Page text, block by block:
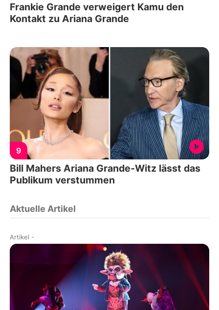
Frankie Grande verweigert Kamu den
Kontakt zu Ariana Grande
9
Bill Mahers Ariana Grande-Witz lässt das
Publikum verstummen
Aktuelle Artikel
Artikel -